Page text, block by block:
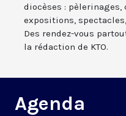
diocèses : pèlerinages,
expositions,
Des rendez-vous
la rédaction de KTO.
Agenda